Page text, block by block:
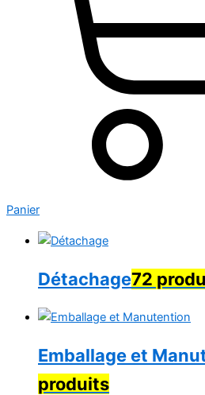
Panier
Détachage72
Emballage et
produits